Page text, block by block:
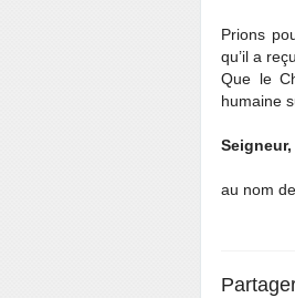
Prions
qu’il a
Que le
humaine
au nom